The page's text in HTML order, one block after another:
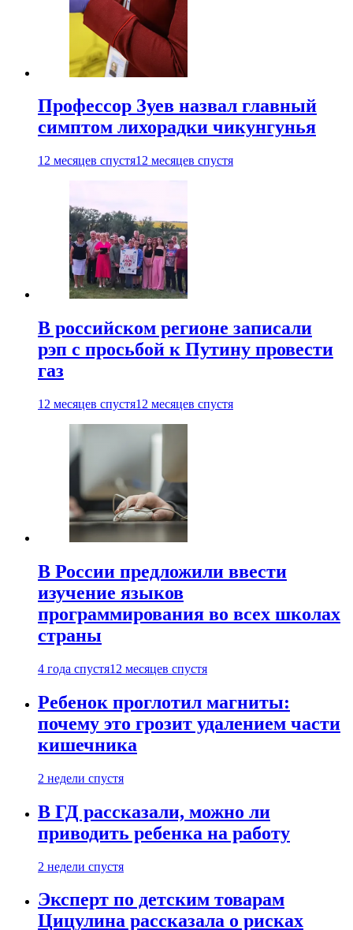
Профессор Зуев назвал главный
симптом лихорадки чикунгунья
12 месяцев спустя12 месяцев спустя
В российском регионе записали
рэп с просьбой к Путину провести
газ
12 месяцев спустя12 месяцев спустя
В России предложили ввести
изучение языков
программирования во всех школах
страны
4 года спустя12 месяцев спустя
Ребенок проглотил магниты:
почему это грозит удалением части
кишечника
2 недели спустя
В ГД рассказали, можно ли
приводить ребенка на работу
2 недели спустя
Эксперт по детским товарам
Цицулина рассказала о рисках